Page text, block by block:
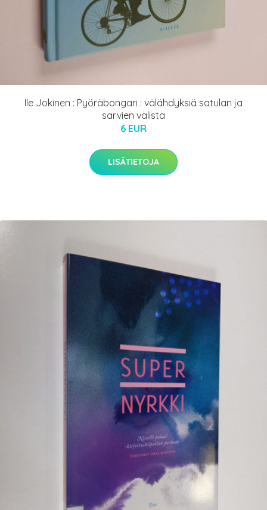
Ile Jokinen : Pyöräbongari : välähdyksiä satulan ja
sarvien välistä
6 EUR
LISÄTIETOJA